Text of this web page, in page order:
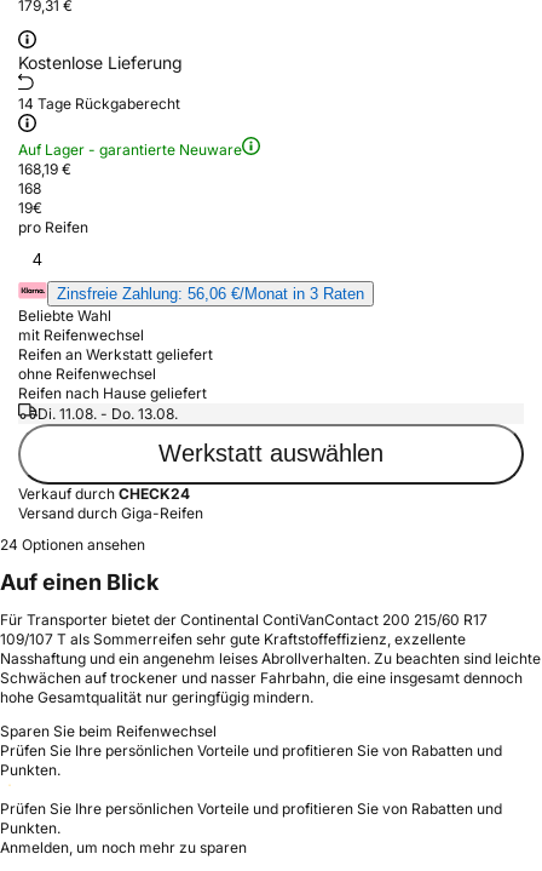
179,31 €
Kostenlose Lieferung
14 Tage Rückgaberecht
Auf Lager - garantierte Neuware
168,19 €
168
19€
pro Reifen
4
Zinsfreie Zahlung: 56,06 €/Monat in 3 Raten
Beliebte Wahl
mit Reifenwechsel
Reifen an Werkstatt geliefert
ohne Reifenwechsel
Reifen nach Hause geliefert
Di. 11.08. - Do. 13.08.
Werkstatt auswählen
Verkauf durch CHECK24
Versand durch Giga-Reifen
24 Optionen ansehen
Auf einen Blick
Für Transporter bietet der Continental ContiVanContact 200 215/60 R17
109/107 T als Sommerreifen sehr gute Kraftstoffeffizienz, exzellente
Nasshaftung und ein angenehm leises Abrollverhalten. Zu beachten sind leichte
Schwächen auf trockener und nasser Fahrbahn, die eine insgesamt dennoch
hohe Gesamtqualität nur geringfügig mindern.
Sparen Sie beim Reifenwechsel
Prüfen Sie Ihre persönlichen Vorteile und profitieren Sie von Rabatten und
Punkten.
Prüfen Sie Ihre persönlichen Vorteile und profitieren Sie von Rabatten und
Punkten.
Anmelden, um noch mehr zu sparen